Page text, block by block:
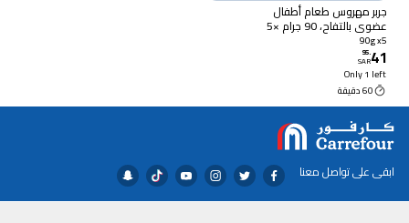
جربر مهروس طعام أطفال
عضوي بالتفاح، 90 جرام ×5
90g x5
41
.
95
SAR
Only 1 left
60 دقيقة
ابقى على تواصل معنا